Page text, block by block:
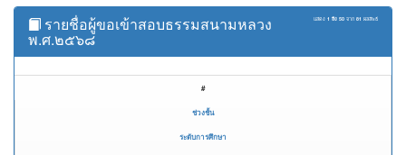
แสดง 1 ถึง 50 จาก 81 ผลลัพธ์
รายชื่อผู้ขอเข้าสอบธรรมสนามหลวง
พ.ศ.๒๕๖๘
#
ช่วงชั้น
ระดับการศึกษา